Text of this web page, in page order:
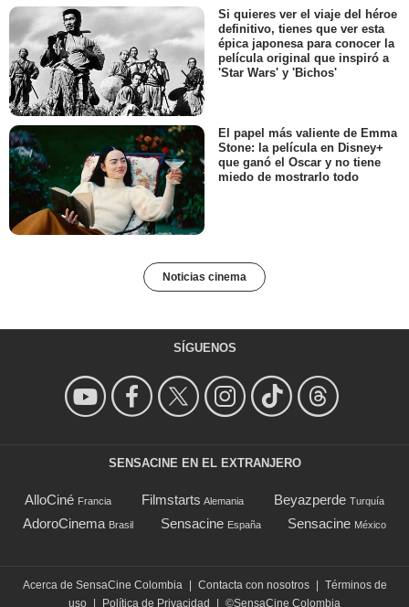
Si quieres ver el viaje del héroe
definitivo, tienes que ver esta
épica japonesa para conocer la
película original que inspiró a
'Star Wars' y 'Bichos'
El papel más valiente de Emma
Stone: la película en Disney+
que ganó el Oscar y no tiene
miedo de mostrarlo todo
Noticias cinema
SÍGUENOS
SENSACINE EN EL EXTRANJERO
AlloCiné Francia Filmstarts Alemania Beyazperde Turquía
AdoroCinema Brasil Sensacine España Sensacine México
Acerca de SensaCine Colombia Contacta con nosotros
Términos de
uso
Política de Privacidad ©SensaCine Colombia